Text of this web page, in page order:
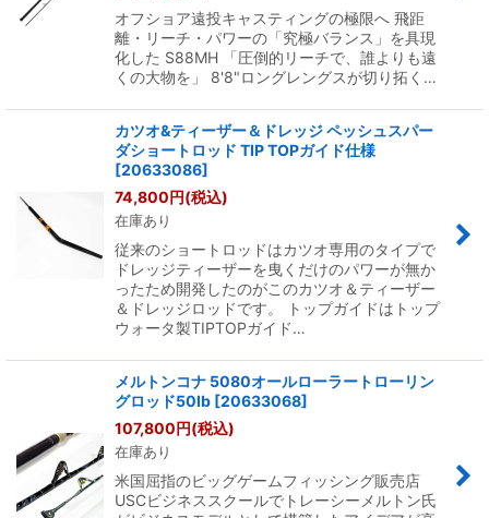
オフショア遠投キャスティングの極限へ 飛距
離・リーチ・パワーの「究極バランス」を具現
化した S88MH 「圧倒的リーチで、誰よりも遠
くの大物を」 8'8"ロングレングスが切り拓く…
カツオ&ティーザー＆ドレッジ ペッシュスパー
ダショートロッド TIP TOPガイド仕様
[20633086]
74,800円(税込)
在庫あり
従来のショートロッドはカツオ専用のタイプで
ドレッジティーザーを曳くだけのパワーが無か
ったため開発したのがこのカツオ＆ティーザー
＆ドレッジロッドです。 トップガイドはトップ
ウォータ製TIPTOPガイド…
メルトンコナ 5080オールローラートローリン
グロッド50lb [20633068]
107,800円(税込)
在庫あり
米国屈指のビッグゲームフィッシング販売店
USCビジネススクールでトレーシーメルトン氏